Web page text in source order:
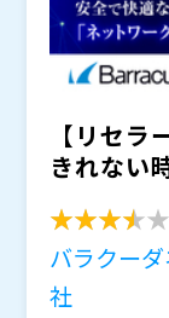
テムをご紹介
KVMとは、
経由で延長
感覚でシス
術により、高
で伝送し、CG
いだ作業、作
対応しており
います。
る方 ・CG／
ト化を進めた
制作環境を柔
なリモート制
Adder
株式会社レスタ
【リセ
きれない
バラクー
社